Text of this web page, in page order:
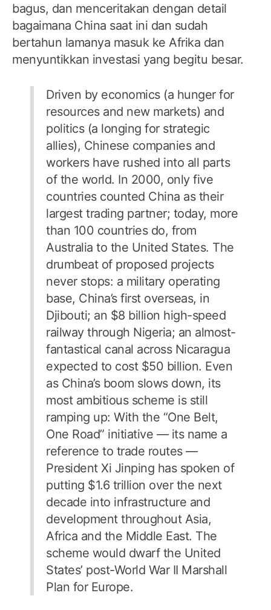
bagus, dan menceritakan dengan detail
bagaimana China saat ini dan sudah
bertahun lamanya masuk ke Afrika dan
menyuntikkan investasi yang begitu besar.
Driven by economics (a hunger for
resources and new markets) and
politics (a longing for strategic
allies), Chinese companies and
workers have rushed into all parts
of the world. In 2000, only five
countries counted China as their
largest trading partner; today, more
than 100 countries do, from
Australia to the United States. The
drumbeat of proposed projects
never stops: a military operating
base, China’s first overseas, in
Djibouti; an $8 billion high-speed
railway through Nigeria; an almost-
fantastical canal across Nicaragua
expected to cost $50 billion. Even
as China’s boom slows down, its
most ambitious scheme is still
ramping up: With the “One Belt,
One Road” initiative — its name a
reference to trade routes —
President Xi Jinping has spoken of
putting $1.6 trillion over the next
decade into infrastructure and
development throughout Asia,
Africa and the Middle East. The
scheme would dwarf the United
States’ post-World War II Marshall
Plan for Europe.